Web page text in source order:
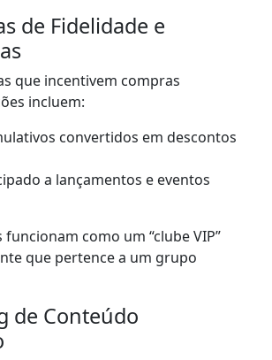
de Fidelidade e
que incentivem compras
incluem:
convertidos em descontos
a lançamentos e eventos
como um “clube VIP”
que pertence a um grupo
de Conteúdo